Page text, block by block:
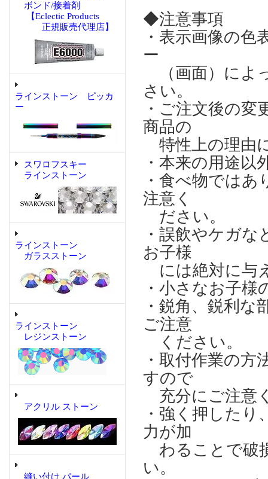
ボンド/接着剤
【Eclectic Products
正規販売代理店】
ラインストーン ピッカ
ー
スワロフスキー
ラインストーン
ラインストーン
ガラスストーン
ラインストーン
レジンストーン
アクリル ストーン
縫い付け パール
◆注意事項
・表示画像の
ー
（画面）によ
さい。
・ご注文後の
商品の
特性上の理由
・本来の用途
・食べ物では
注意く
ださい。
・誤飲やケガ
お子様
には絶対に与
・小さなお子
・鋭角、鋭利
ご注意
ください。
・取付作業の
すので
充分にご注意
・強く押した
力が加
わることで破
い。